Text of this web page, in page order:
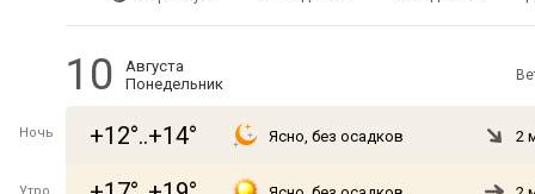
10
Августа
Понедельник
Ночь +12°..+14° Ясно, без осадков 2